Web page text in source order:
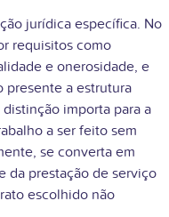
jurídica específica. No
requisitos como
e onerosidade, e
presente a estrutura
importa para a
a ser feito sem
se converta em
da prestação de serviço
escolhido não